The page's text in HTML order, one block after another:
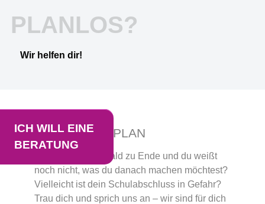
ICH WILL EINE
BERATUNG
Wir helfen dir!
PLANLOS?
HAB KEINEN PLAN
Die Schulzeit ist bald zu Ende und du weißt
noch nicht, was du danach machen möchtest?
Vielleicht ist dein Schulabschluss in Gefahr?
Trau dich und sprich uns an – wir sind für dich